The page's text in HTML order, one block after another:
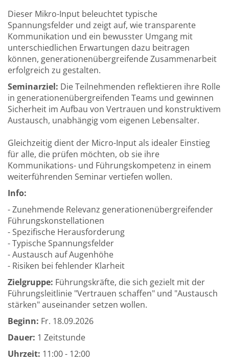
Dieser Mikro-Input beleuchtet typische
Spannungsfelder und zeigt auf, wie transparente
Kommunikation und ein bewusster Umgang mit
unterschiedlichen Erwartungen dazu beitragen
können, generationenübergreifende Zusammenarbeit
erfolgreich zu gestalten.
Seminarziel: Die Teilnehmenden reflektieren ihre Rolle
in generationenübergreifenden Teams und gewinnen
Sicherheit im Aufbau von Vertrauen und konstruktivem
Austausch, unabhängig vom eigenen Lebensalter.
Gleichzeitig dient der Micro-Input als idealer Einstieg
für alle, die prüfen möchten, ob sie ihre
Kommunikations- und Führungskompetenz in einem
weiterführenden Seminar vertiefen wollen.
Info:
- Zunehmende Relevanz generationenübergreifender
Führungskonstellationen
- Spezifische Herausforderung
- Typische Spannungsfelder
- Austausch auf Augenhöhe
- Risiken bei fehlender Klarheit
Zielgruppe: Führungskräfte, die sich gezielt mit der
Führungsleitlinie "Vertrauen schaffen" und "Austausch
stärken" auseinander setzen wollen.
Beginn: Fr. 18.09.2026
Dauer: 1 Zeitstunde
Uhrzeit: 11:00 - 12:00